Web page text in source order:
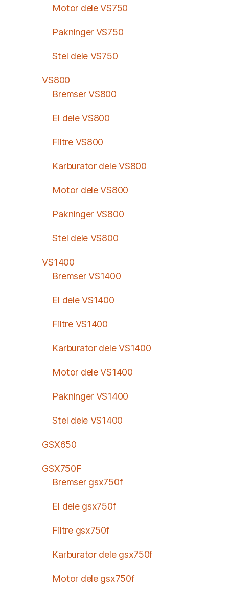
Motor dele VS750
Pakninger VS750
Stel dele VS750
VS800
Bremser VS800
El dele VS800
Filtre VS800
Karburator dele VS800
Motor dele VS800
Pakninger VS800
Stel dele VS800
VS1400
Bremser VS1400
El dele VS1400
Filtre VS1400
Karburator dele VS1400
Motor dele VS1400
Pakninger VS1400
Stel dele VS1400
GSX650
GSX750F
Bremser gsx750f
El dele gsx750f
Filtre gsx750f
Karburator dele gsx750f
Motor dele gsx750f